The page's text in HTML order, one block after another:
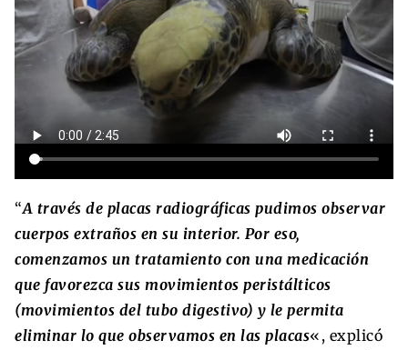
“A través de placas radiográficas pudimos observar
cuerpos extraños en su interior. Por eso,
comenzamos un tratamiento con una medicación
que favorezca sus movimientos peristálticos
(movimientos del tubo digestivo) y le permita
eliminar lo que observamos en las placas«, explicó